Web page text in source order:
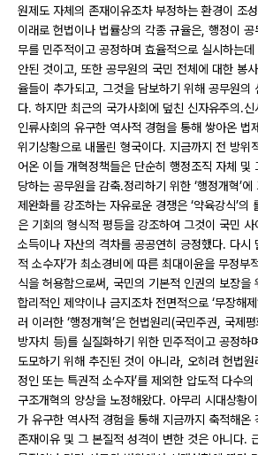
원제도 자체의 존재이유조차 부정하는 환경이 조
이래로 헌법이나 법률상의 각종 규율은, 행정이
무를 민주적이고 공정하며 효율적으로 실시하는
안된 것이고, 또한 공무원의 국민 전체에 대한 봉
율들이 추가되고, 그것을 담보하기 위해 공무원의
다. 하지만 최근의 국가사회에 덮친 신자유주의․
인류사회의 유구한 역사적 경험을 통해 쌓아온 법
위기상황으로 내몰린 형국이다. 지금까지 전 방위
어온 이들 개혁정책들은 단순히 행정조직 자체 및
당하는 공무원을 감축․정리하기 위한 ‘행정개혁’
제완화를 강조하는 자유로운 경쟁은 ‘약육강식’의
은 기회의 형식적 평등을 강조하여 그것이 국민
소득이나 자산의 격차를 공공연히 긍정했다. 다시
적 소수자’가 최소경비에 따른 최대이윤을 무정부
식을 허용함으로써, 국민의 기본적 인권의 보장을
합리적인 제약이나 금지조차 전면적으로 ‘무장해
러 이러한 ‘행정개혁’은 헌법원리(국민주권, 국제
방자치 등)를 실질화하기 위한 민주적이고 공정하
도모하기 위해 추진된 것이 아니라, 오히려 헌법원
정인 또는 특권적 소수자’를 제외한 압도적 다수
구조개혁의 양상을 노정해왔다. 아무리 시대상황
가 유구한 역사적 경험을 통해 지금까지 축적해온
존재이유 및 그 본질적 성격이 변한 것은 아니다.